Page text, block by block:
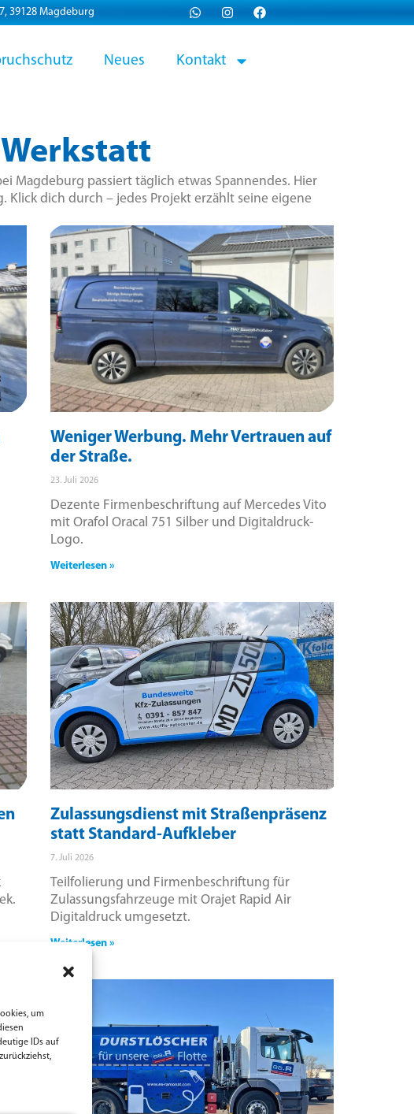
um
IDs auf
39128 Magdeburg
Neues Kontakt
Magdeburg passiert täglich etwas Spannendes. Hier
Klick dich durch – jedes Projekt erzählt seine eigene
Weniger Werbung. Mehr Vertrauen auf
der Straße.
23. Juli 2026
Dezente Firmenbeschriftung auf Mercedes Vito
mit Orafol Oracal 751 Silber und Digitaldruck-
Logo.
Weiterlesen »
Zulassungsdienst mit Straßenpräsenz
statt Standard-Aufkleber
7. Juli 2026
Teilfolierung und Firmenbeschriftung für
Zulassungsfahrzeuge mit Orajet Rapid Air
Digitaldruck umgesetzt.
Weiterlesen »